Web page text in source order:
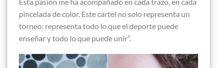
pincelada de color. Este cartel no solo representa un
torneo: representa todo lo que el deporte puede
enseñar y todo lo que puede unir”.